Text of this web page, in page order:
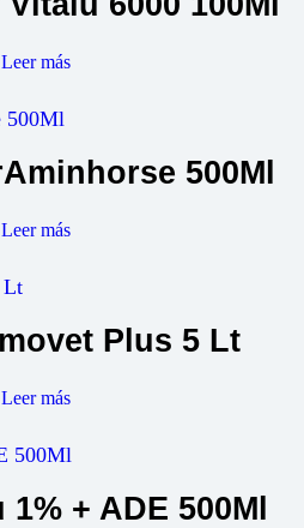
Leer más
500Ml
Leer más
Plus 5 Lt
Leer más
+ ADE 500Ml